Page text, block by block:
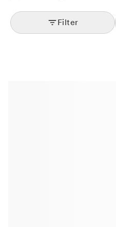
Filter